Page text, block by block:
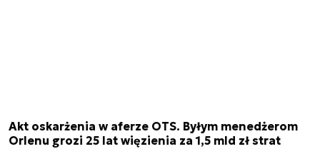
Akt oskarżenia w aferze OTS. Byłym menedżerom
Orlenu grozi 25 lat więzienia za 1,5 mld zł strat